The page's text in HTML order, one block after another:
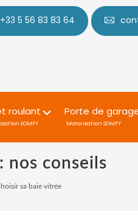
+33 5 56 83 83 64
roulant
SOMFY
Porte de
Motorisation SOMFY
nos conseils
sa baie vitrée